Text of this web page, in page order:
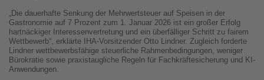
„Die dauerhafte Senkung der Mehrwertsteuer auf Speisen in der
Gastronomie auf 7 Prozent zum 1. Januar 2026 ist ein großer Erfolg
hartnäckiger Interessenvertretung und ein überfälliger Schritt zu fairem
Wettbewerb“, erklärte IHA-Vorsitzender Otto Lindner. Zugleich forderte
Lindner wettbewerbsfähige steuerliche Rahmenbedingungen, weniger
Bürokratie sowie praxistaugliche Regeln für Fachkräftesicherung und KI-
Anwendungen.